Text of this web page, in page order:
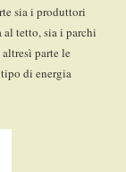
sia i produttori
tetto, sia i parchi
parte le
di energia